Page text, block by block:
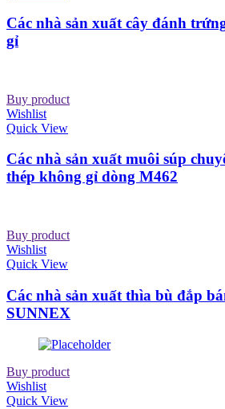
Các nhà sản xuất cây đánh
gỉ
Buy product
Wishlist
Quick View
Các nhà sản xuất muôi súp
thép không gỉ dòng M462
Buy product
Wishlist
Quick View
Các nhà sản xuất thìa bù đắp
SUNNEX
Buy product
Wishlist
Quick View